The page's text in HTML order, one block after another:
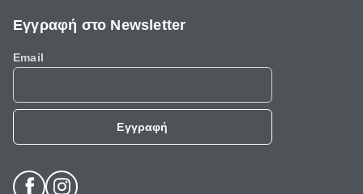
Εγγραφή στο Newsletter
Email
Εγγραφή